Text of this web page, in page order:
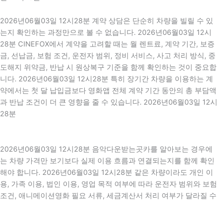
2026년06월03일 12시28분 계약 상담은 단순히 차량을 빌릴 수 있
는지 확인하는 과정만으로 볼 수 없습니다. 2026년06월03일 12시
28분 CINEFOX에서 계약을 고려할 때는 월 렌트료, 계약 기간, 보증
금, 선납금, 보험 조건, 운전자 범위, 정비 서비스, 사고 처리 방식, 중
도해지 위약금, 반납 시 원상복구 기준을 함께 확인하는 것이 중요합
니다. 2026년06월03일 12시28분 특히 장기간 차량을 이용하는 계
약에서는 첫 달 납입금보다 영화앱 전체 계약 기간 동안의 총 부담액
과 반납 조건이 더 큰 영향을 줄 수 있습니다. 2026년06월03일 12시
28분
2026년06월03일 12시28분 음악다운받는곳카를 알아보는 경우에
는 차량 가격만 보기보다 실제 이용 흐름과 연결되는지를 함께 확인
해야 합니다. 2026년06월03일 12시28분 같은 차량이라도 개인 이
용, 가족 이용, 법인 이용, 영업 목적 여부에 따라 운전자 범위와 보험
조건, 애니메이션영화 필요 서류, 세금계산서 처리 여부가 달라질 수